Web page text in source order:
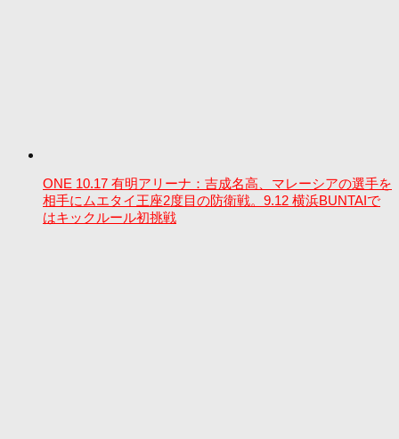
ONE 10.17 有明アリーナ：吉成名高、マレーシアの選手を
相手にムエタイ王座2度目の防衛戦。9.12 横浜BUNTAIで
はキックルール初挑戦